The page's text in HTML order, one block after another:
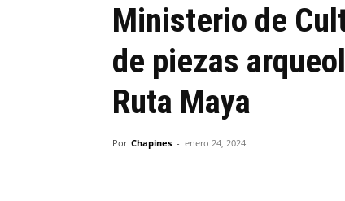
Ministerio de
de piezas
Ruta Maya
Por Chapines - enero 24, 2024